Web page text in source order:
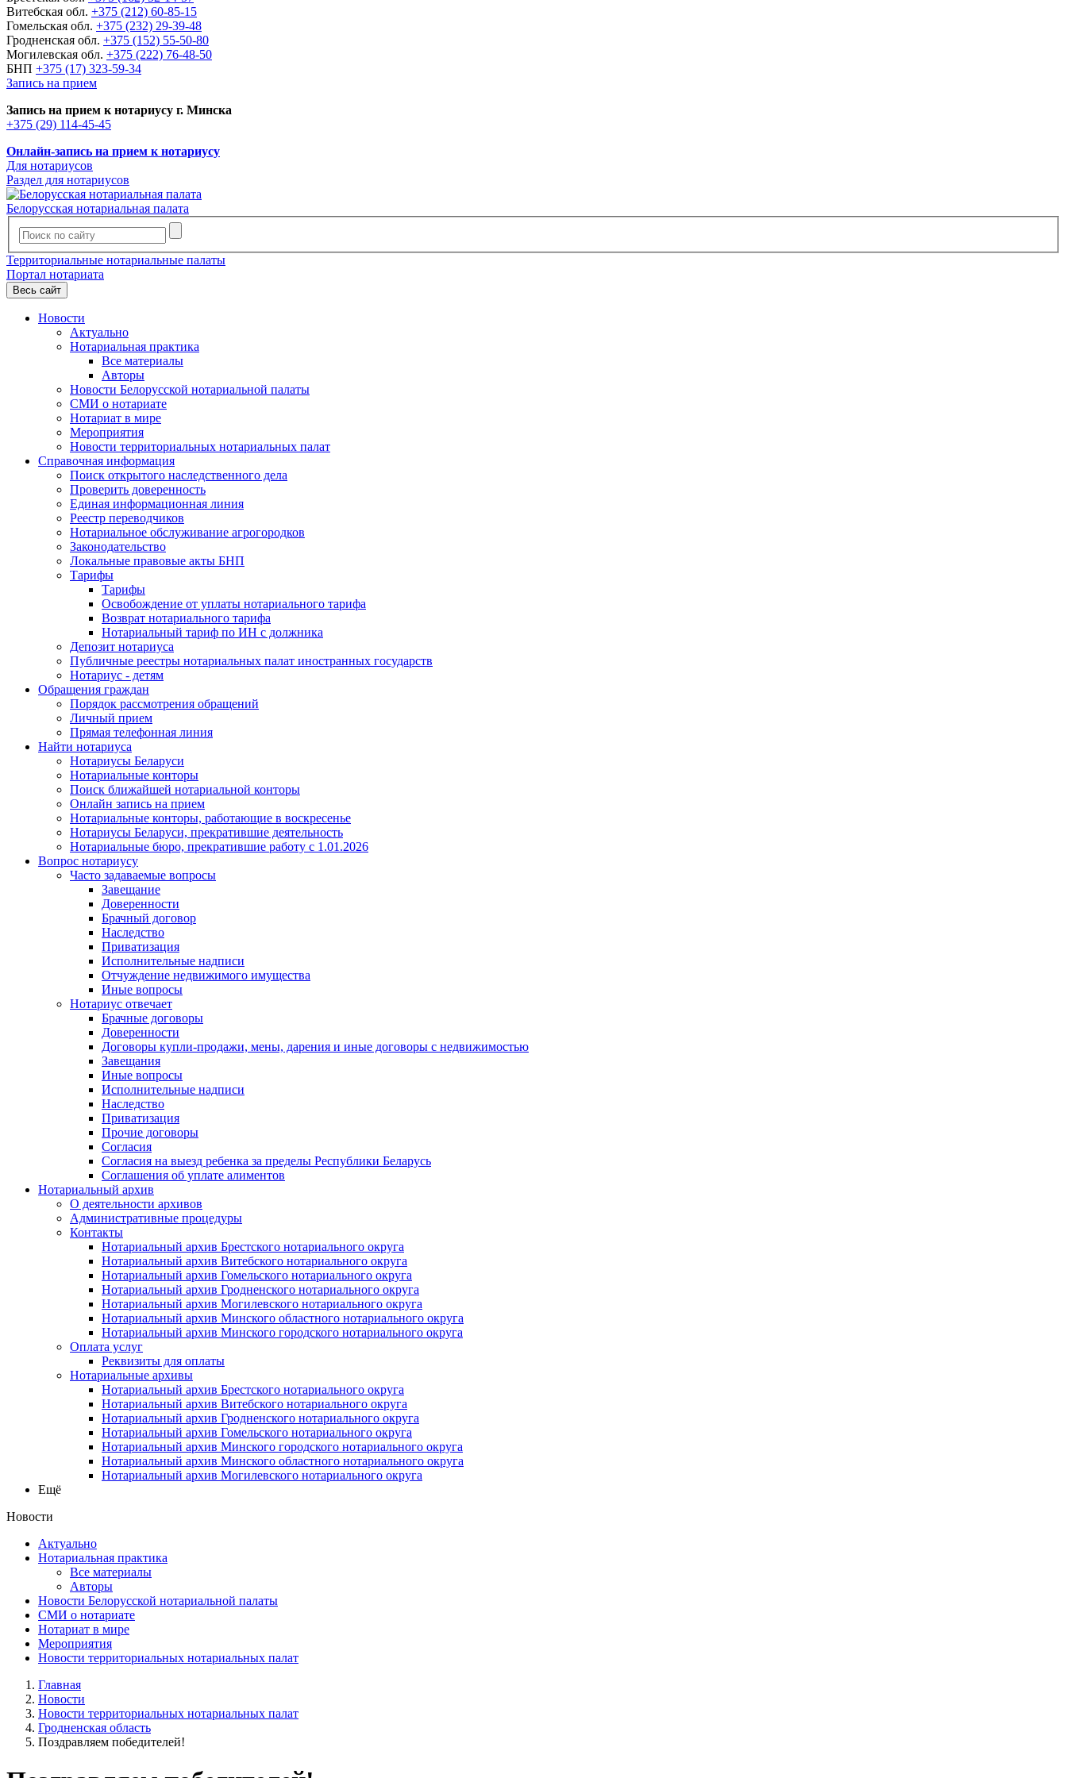
Витебская обл. +375 (212) 60-85-15
Гомельская обл. +375 (232) 29-39-48
Гродненская обл. +375 (152) 55-50-80
Могилевская обл. +375 (222) 76-48-50
БНП +375 (17) 323-59-34
Запись на прием
Запись на прием к нотариусу г. Минска
+375 (29) 114-45-45
Онлайн-запись на прием к нотариусу
Для нотариусов
Раздел для нотариусов
Белорусская нотариальная палата
Территориальные нотариальные палаты
Портал нотариата
Весь сайт
Новости
Актуально
Нотариальная практика
Все материалы
Авторы
Новости Белорусской нотариальной палаты
СМИ о нотариате
Нотариат в мире
Мероприятия
Новости территориальных нотариальных палат
Справочная информация
Поиск открытого наследственного дела
Проверить доверенность
Единая информационная линия
Реестр переводчиков
Нотариальное обслуживание агрогородков
Законодательство
Локальные правовые акты БНП
Тарифы
Тарифы
Освобождение от уплаты нотариального тарифа
Возврат нотариального тарифа
Нотариальный тариф по ИН с должника
Депозит нотариуса
Публичные реестры нотариальных палат иностранных государств
Нотариус - детям
Обращения граждан
Порядок рассмотрения обращений
Личный прием
Прямая телефонная линия
Найти нотариуса
Нотариусы Беларуси
Нотариальные конторы
Поиск ближайшей нотариальной конторы
Онлайн запись на прием
Нотариальные конторы, работающие в воскресенье
Нотариусы Беларуси, прекратившие деятельность
Нотариальные бюро, прекратившие работу с 1.01.2026
Вопрос нотариусу
Часто задаваемые вопросы
Завещание
Доверенности
Брачный договор
Наследство
Приватизация
Исполнительные надписи
Отчуждение недвижимого имущества
Иные вопросы
Нотариус отвечает
Брачные договоры
Доверенности
Договоры купли-продажи, мены, дарения и иные договоры с недвижимостью
Завещания
Иные вопросы
Исполнительные надписи
Наследство
Приватизация
Прочие договоры
Согласия
Согласия на выезд ребенка за пределы Республики Беларусь
Соглашения об уплате алиментов
Нотариальный архив
О деятельности архивов
Административные процедуры
Контакты
Нотариальный архив Брестского нотариального округа
Нотариальный архив Витебского нотариального округа
Нотариальный архив Гомельского нотариального округа
Нотариальный архив Гродненского нотариального округа
Нотариальный архив Могилевского нотариального округа
Нотариальный архив Минского областного нотариального округа
Нотариальный архив Минского городского нотариального округа
Оплата услуг
Реквизиты для оплаты
Нотариальные архивы
Нотариальный архив Брестского нотариального округа
Нотариальный архив Витебского нотариального округа
Нотариальный архив Гродненского нотариального округа
Нотариальный архив Гомельского нотариального округа
Нотариальный архив Минского городского нотариального округа
Нотариальный архив Минского областного нотариального округа
Нотариальный архив Могилевского нотариального округа
Ещё
Новости
Актуально
Нотариальная практика
Все материалы
Авторы
Новости Белорусской нотариальной палаты
СМИ о нотариате
Нотариат в мире
Мероприятия
Новости территориальных нотариальных палат
Главная
Новости
Новости территориальных нотариальных палат
Гродненская область
Поздравляем победителей!